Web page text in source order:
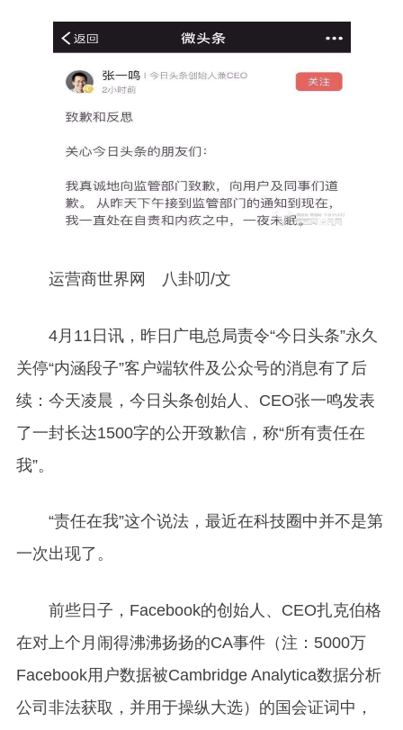
运营商世界网 八卦叨/文
4月11日讯，昨日广电总局责令“今日头条”永久
关停“内涵段子”客户端软件及公众号的消息有了后
续：今天凌晨，今日头条创始人、CEO张一鸣发表
了一封长达1500字的公开致歉信，称“所有责任在
我”。
“责任在我”这个说法，最近在科技圈中并不是第
一次出现了。
前些日子，Facebook的创始人、CEO扎克伯格
在对上个月闹得沸沸扬扬的CA事件（注：5000万
Facebook用户数据被Cambridge Analytica数据分析
公司非法获取，并用于操纵大选）的国会证词中，